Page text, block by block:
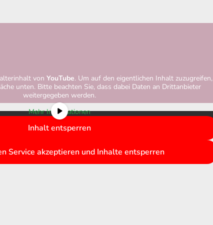
vonYouTube. Um auf den eigentlichen Inhalt zuzugreifen,
unten. Bitte beachten Sie, dass dabei Daten an Drittanbieter
weitergegeben werden.
Mehr Informationen
Inhalt entsperren
Service akzeptieren und Inhalte entsperren